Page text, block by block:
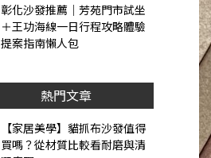
彰化沙發推薦｜芳苑門市試坐
＋王功海線一日行程攻略體驗
提案指南懶人包
熱門文章
【家居美學】貓抓布沙發值得
買嗎？從材質比較看耐磨與清